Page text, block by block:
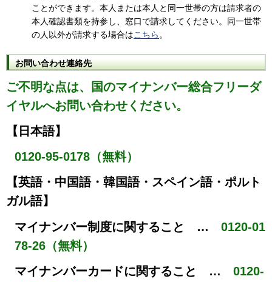
ことができます。本人または本人と同一世帯の方は請求者の
本人確認書類を持参し、窓口で請求してください。同一世帯
の人以外が請求する場合はこちら 。
お問い合わせ連絡先
ご不明な点は、国のマイナンバー総合フリーダ
イヤルへお問い合わせください。
【日本語】
0120-95-0178（無料）
【英語・中国語・韓国語・スペイン語・ポルト
ガル語】
マイナンバー制度に関すること …
0120-01
78-26（無料）
マイナンバーカードに関すること …
0120-